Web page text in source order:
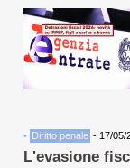
• Diritto penale - 17/05/
L'evasione